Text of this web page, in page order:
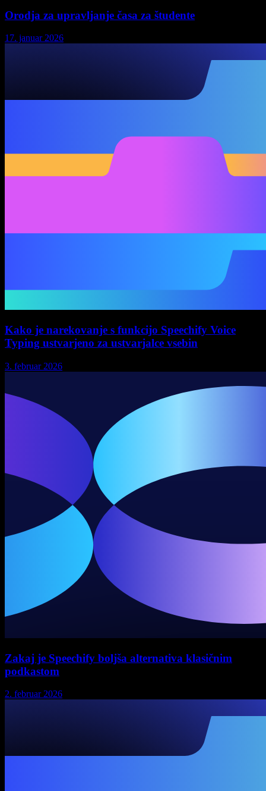
Orodja za upravljanje časa za študente
17. januar 2026
Kako je narekovanje s funkcijo Speechify Voice
Typing ustvarjeno za ustvarjalce vsebin
3. februar 2026
Zakaj je Speechify boljša alternativa klasičnim
podkastom
2. februar 2026